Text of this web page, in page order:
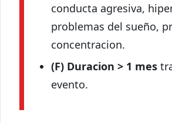
conducta agresiva,
problemas del sueño,
concentracion.
(F) Duracion > 1 mes
evento.